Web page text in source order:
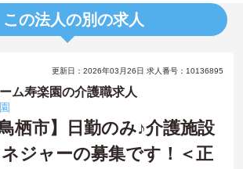
この法人の別の求人
更新日：2026年03月26日 求人番号：10136895
ム寿楽園の介護職求人
栖市】日勤のみ♪介護施設
ジャーの募集です！＜正